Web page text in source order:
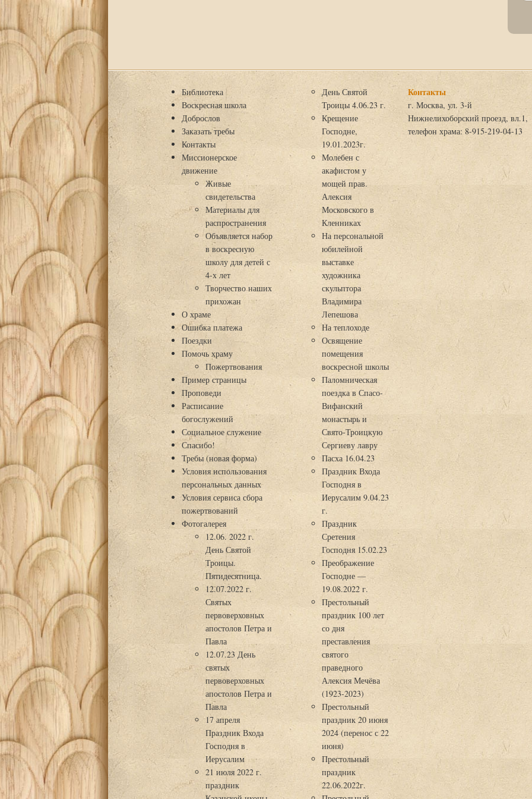
Библиотека
Воскресная школа
Доброслов
Заказать требы
Контакты
Миссионерское
движение
Живые
свидетельства
Материалы для
распространения
Объявляется набор
в воскресную
школу для детей с
4-х лет
Творчество наших
прихожан
О храме
Ошибка платежа
Поездки
Помочь храму
Пожертвования
Пример страницы
Проповеди
Расписание
богослужений
Социальное служение
Спасибо!
Требы (новая форма)
Условия использования
персональных данных
Условия сервиса сбора
пожертвований
Фотогалерея
12.06. 2022 г.
День Святой
Троицы.
Пятидесятница.
12.07.2022 г.
Святых
первоверховных
апостолов Петра и
Павла
12.07.23 День
святых
первоверховных
апостолов Петра и
Павла
17 апреля
Праздник Входа
Господня в
Иерусалим
21 июля 2022 г.
праздник
День Святой
Троицы 4.06.23 г.
Крещение
Господне,
19.01.2023г.
Молебен с
акафистом у
мощей прав.
Алексия
Московского в
Кленниках
На персональной
юбилейной
выставке
художника
скульптора
Владимира
Лепешова
На теплоходе
Освящение
помещения
воскресной школы
Паломническая
поездка в Спасо-
Вифанский
монастырь и
Свято-Троицкую
Сергиеву лавру
Пасха 16.04.23
Праздник Входа
Господня в
Иерусалим 9.04.23
г.
Праздник
Сретения
Господня 15.02.23
Преображение
Господне —
19.08.2022 г.
Престольный
праздник 100 лет
со дня
преставления
святого
праведного
Алексия Мечёва
(1923-2023)
Престольный
праздник 20 июня
2024 (перенос с 22
июня)
Престольный
праздник
22.06.2022г.
Контакты
г. Москва, ул. 3-й
Нижнелихоборский проезд, вл.1,
телефон храма: 8-915-219-04-13